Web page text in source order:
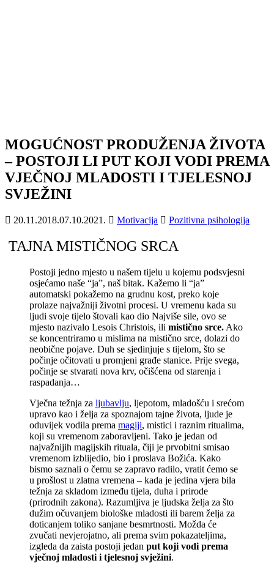
MOGUĆNOST PRODUŽENJA ŽIVOTA
– POSTOJI LI PUT KOJI VODI PREMA
VJEČNOJ MLADOSTI I TJELESNOJ
SVJEŽINI
20.11.2018.07.10.2021. Motivacija Pozitivna psihologija
TAJNA MISTIČNOG SRCA
Postoji jedno mjesto u našem tijelu u kojemu podsvjesni
osjećamo naše “ja”, naš bitak. Kažemo li “ja”
automatski pokažemo na grudnu kost, preko koje
prolaze najvažniji životni procesi. U vremenu kada su
ljudi svoje tijelo štovali kao dio Najviše sile, ovo se
mjesto nazivalo Lesois Christois, ili mistično srce. Ako
se koncentriramo u mislima na mistično srce, dolazi do
neobične pojave. Duh se sjedinjuje s tijelom, što se
počinje očitovati u promjeni građe stanice. Prije svega,
počinje se stvarati nova krv, očišćena od starenja i
raspadanja…
Vječna težnja za ljubavlju, ljepotom, mladošću i srećom
upravo kao i želja za spoznajom tajne života, ljude je
oduvijek vodila prema magiji, mistici i raznim ritualima,
koji su vremenom zaboravljeni. Tako je jedan od
najvažnijih magijskih rituala, čiji je prvobitni smisao
vremenom izblijedio, bio i proslava Božića. Kako
bismo saznali o čemu se zapravo radilo, vratit ćemo se
u prošlost u zlatna vremena – kada je jedina vjera bila
težnja za skladom između tijela, duha i prirode
(prirodnih zakona). Razumljiva je ljudska želja za što
dužim očuvanjem biološke mladosti ili barem želja za
doticanjem toliko sanjane besmrtnosti. Možda će
zvučati nevjerojatno, ali prema svim pokazateljima,
izgleda da zaista postoji jedan put koji vodi prema
vječnoj mladosti i tjelesnoj svježini.